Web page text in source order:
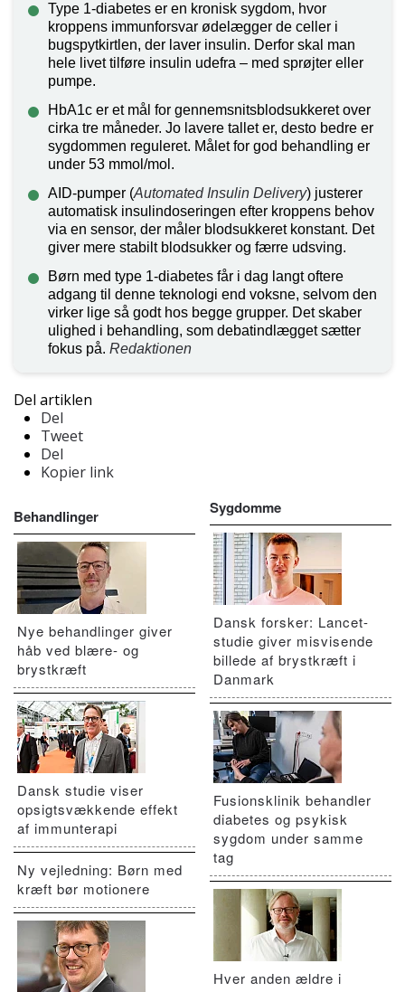
Type 1-diabetes er en kronisk sygdom, hvor
kroppens immunforsvar ødelægger de celler i
bugspytkirtlen, der laver insulin. Derfor skal man
hele livet tilføre insulin udefra – med sprøjter eller
pumpe.
HbA1c er et mål for gennemsnitsblodsukkeret over
cirka tre måneder. Jo lavere tallet er, desto bedre er
sygdommen reguleret. Målet for god behandling er
under 53 mmol/mol.
AID-pumper (Automated Insulin Delivery) justerer
automatisk insulindoseringen efter kroppens behov
via en sensor, der måler blodsukkeret konstant. Det
giver mere stabilt blodsukker og færre udsving.
Børn med type 1-diabetes får i dag langt oftere
adgang til denne teknologi end voksne, selvom den
virker lige så godt hos begge grupper. Det skaber
ulighed i behandling, som debatindlægget sætter
fokus på. Redaktionen
Del artiklen
Del
Tweet
Del
Kopier link
Behandlinger
Nye behandlinger giver
håb ved blære- og
brystkræft
Dansk studie viser
opsigtsvækkende effekt
af immunterapi
Ny vejledning: Børn med
kræft bør motionere
Sygdomme
Dansk forsker: Lancet-
studie giver misvisende
billede af brystkræft i
Danmark
Fusionsklinik behandler
diabetes og psykisk
sygdom under samme
tag
Hver anden ældre i